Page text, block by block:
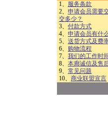
1、 服务条款
2、 申请会员需要
交多少？
3、 付款方式
4、 申请会员有什
5、 送货方式及费
6、 购物流程
7、 我们的工作时间
8、 本廊诚信及售
9、 常见问题
10、 商业联盟宣言